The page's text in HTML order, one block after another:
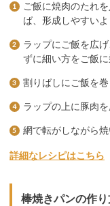
ご飯に焼肉のたれ
ば、形成しやすい
ラップにご飯を広
ずに細い方をご飯に
割りばしにご飯を
ラップの上に豚肉
網で転がしながら焼
詳細なレシピはこちら
棒焼きパンの作り